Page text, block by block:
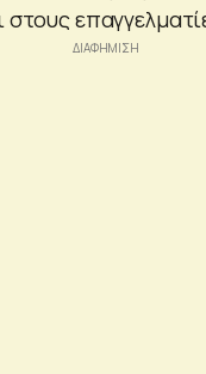
στους